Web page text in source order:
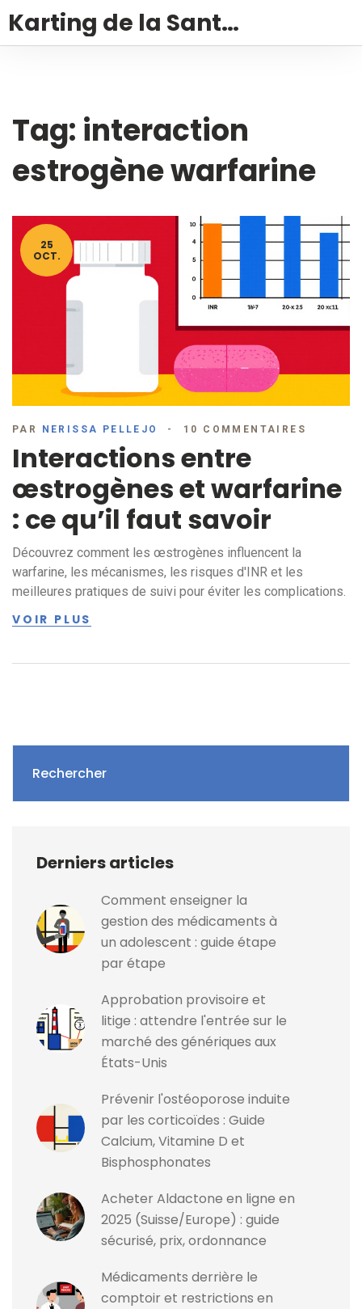
Karting de la Santé – Montalivet
Tag: interaction
estrogène warfarine
25
OCT.
PAR NERISSA PELLEJO 10 COMMENTAIRES
Interactions entre
œstrogènes et warfarine
: ce qu’il faut savoir
Découvrez comment les œstrogènes influencent la
warfarine, les mécanismes, les risques d'INR et les
meilleures pratiques de suivi pour éviter les complications.
VOIR PLUS
Rechercher
Derniers articles
Comment enseigner la
gestion des médicaments à
un adolescent : guide étape
par étape
Approbation provisoire et
litige : attendre l'entrée sur le
marché des génériques aux
États-Unis
Prévenir l'ostéoporose induite
par les corticoïdes : Guide
Calcium, Vitamine D et
Bisphosphonates
Acheter Aldactone en ligne en
2025 (Suisse/Europe) : guide
sécurisé, prix, ordonnance
Médicaments derrière le
comptoir et restrictions en